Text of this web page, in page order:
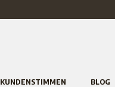
KUNDENSTIMMEN BLOG